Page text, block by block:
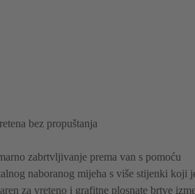
bez propuštanja
zabrtvljivanje prema van s pomoću
naboranog mijeha s više stijenki koji
za vreteno i grafitne plosnate brtve